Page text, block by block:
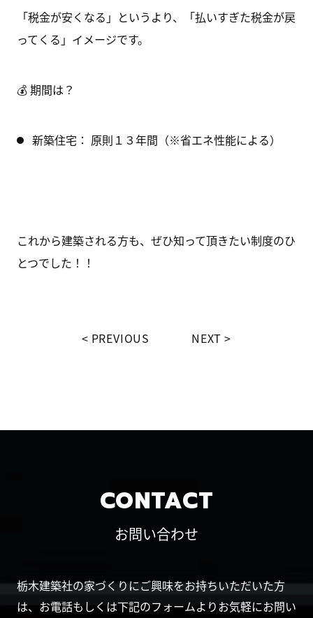
「税金が安くなる」というより、「払いすぎた税金が戻
ってくる」イメージです。
💰 期間は？
新築住宅： 原則１３年間（※省エネ性能による）
これから建築される方も、ぜひ知って頂きたい制度のひ
とつでした！！
PREVIOUS NEXT
CONTACT
お問い合わせ
栃木建築社の家づくりにご興味をお持ちいただいた方
は、お電話もしくは下記のフォームよりお気軽にお問い